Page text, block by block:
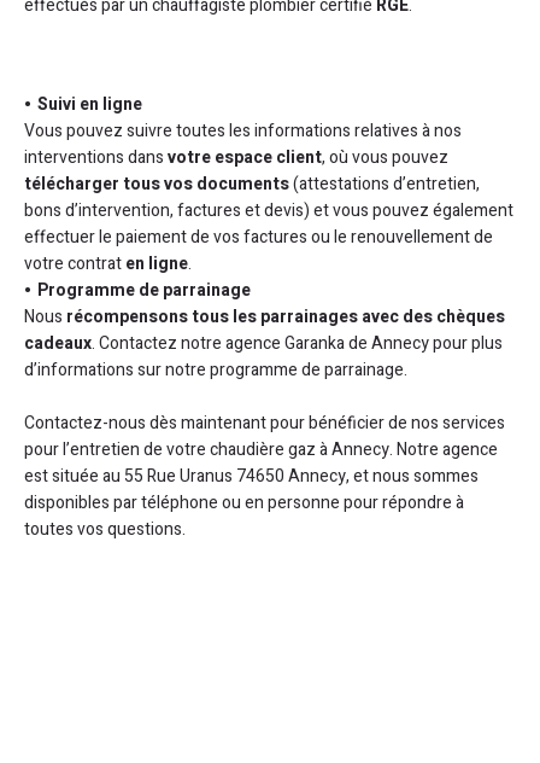
Suivi en ligne
Vous pouvez suivre toutes les informations relatives à nos
interventions dansvotre espace client, où vous pouvez
télécharger tous vos documents(attestations d’entretien,
bons d’intervention, factures et devis) et vous pouvez également
effectuer le paiement de vos factures ou le renouvellement de
votre contraten ligne.
Programme de parrainage
Nous récompensons tous les parrainages avec des chèques
cadeaux. Contactez notre agence Garanka de Annecy pour plus
d’informations sur notre programme de parrainage.
Contactez-nous dès maintenant pour bénéficier de nos services
pour l’entretien de votre chaudière gaz à Annecy. Notre agence
est située au 55 Rue Uranus 74650 Annecy, et nous sommes
disponibles par téléphone ou en personne pour répondre à
toutes vos questions.